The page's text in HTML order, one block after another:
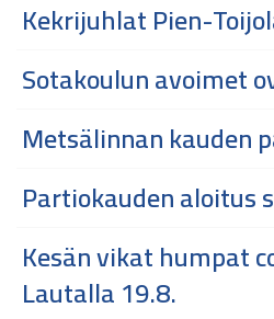
Kekrijuhlat Pien-
Sotakoulun avoimet
Metsälinnan kauden
Partiokauden aloitus
Kesän vikat humpat
Lautalla 19.8.